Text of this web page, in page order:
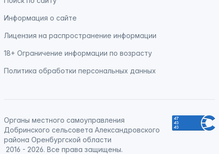
Информация о сайте
Лицензия на распространение информации
18+ Ограничение информации по возрасту
Политика обработки персональных данных
Органы местного самоуправления
Добринского сельсовета Александровского
района Оренбургской области
2016 - 2026. Все права защищены.